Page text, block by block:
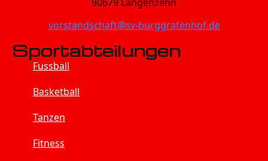
vorstandschaft@sv-burggrafenhof.de
Sportabteilungen
Fussball
Basketball
Tanzen
Fitness